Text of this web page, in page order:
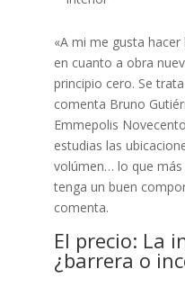
«A mi me gusta
en cuanto a obra
principio cero. Se
comenta Bruno
Emmepolis
estudias las
volúmen… lo que
tenga un buen
comenta.
El precio: La
¿barrera o